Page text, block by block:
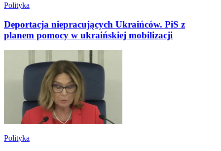
Polityka
Deportacja niepracujących Ukraińców. PiS z
planem pomocy w ukraińskiej mobilizacji
Polityka